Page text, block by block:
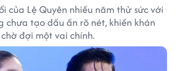
của Lệ Quyên nhiều năm thử sức với
chưa tạo dấu ấn rõ nét, khiến khán
đợi một vai chính.